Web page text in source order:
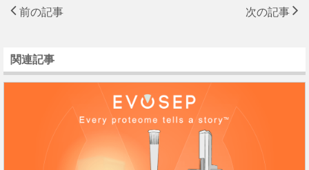
前の記事 次の記事
関連記事